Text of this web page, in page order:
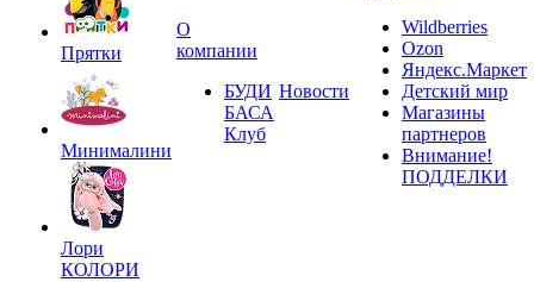
Прятки
Минималини
Лори
КОЛОРИ
О
компании
БУДИ
БАСА
Клуб
Новости
Wildberries
Ozon
Яндекс.Маркет
Детский мир
Магазины
партнеров
Внимание!
ПОДДЕЛКИ